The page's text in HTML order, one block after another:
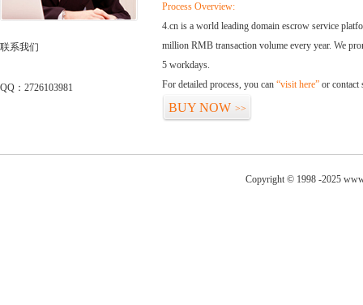
联系我们
QQ：2726103981
Process Overview:
4.cn is a world leading domain escrow service
million RMB transaction volume every year. We
5 workdays.
For detailed process, you can “visit here” or contact
BUY NOW >>
Copyright © 1998 -2025